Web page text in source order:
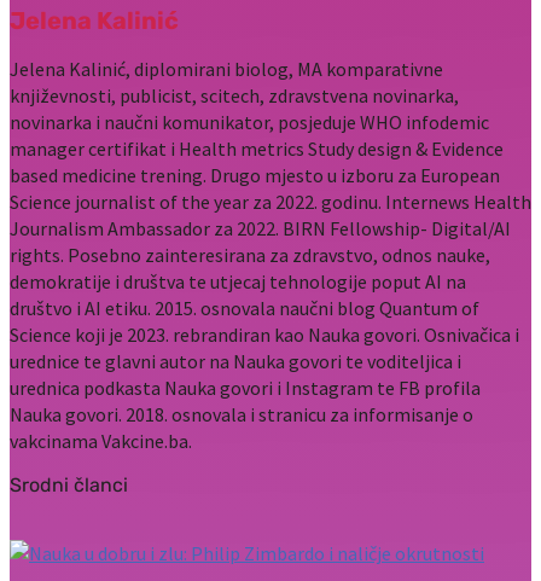
Jelena Kalinić
Jelena Kalinić, diplomirani biolog, MA komparativne
književnosti, publicist, scitech, zdravstvena novinarka,
novinarka i naučni komunikator, posjeduje WHO infodemic
manager certifikat i Health metrics Study design & Evidence
based medicine trening. Drugo mjesto u izboru za European
Science journalist of the year za 2022. godinu. Internews Health
Journalism Ambassador za 2022. BIRN Fellowship- Digital/AI
rights. Posebno zainteresirana za zdravstvo, odnos nauke,
demokratije i društva te utjecaj tehnologije poput AI na
društvo i AI etiku. 2015. osnovala naučni blog Quantum of
Science koji je 2023. rebrandiran kao Nauka govori. Osnivačica i
urednice te glavni autor na Nauka govori te voditeljica i
urednica podkasta Nauka govori i Instagram te FB profila
Nauka govori. 2018. osnovala i stranicu za informisanje o
vakcinama Vakcine.ba.
Srodni članci